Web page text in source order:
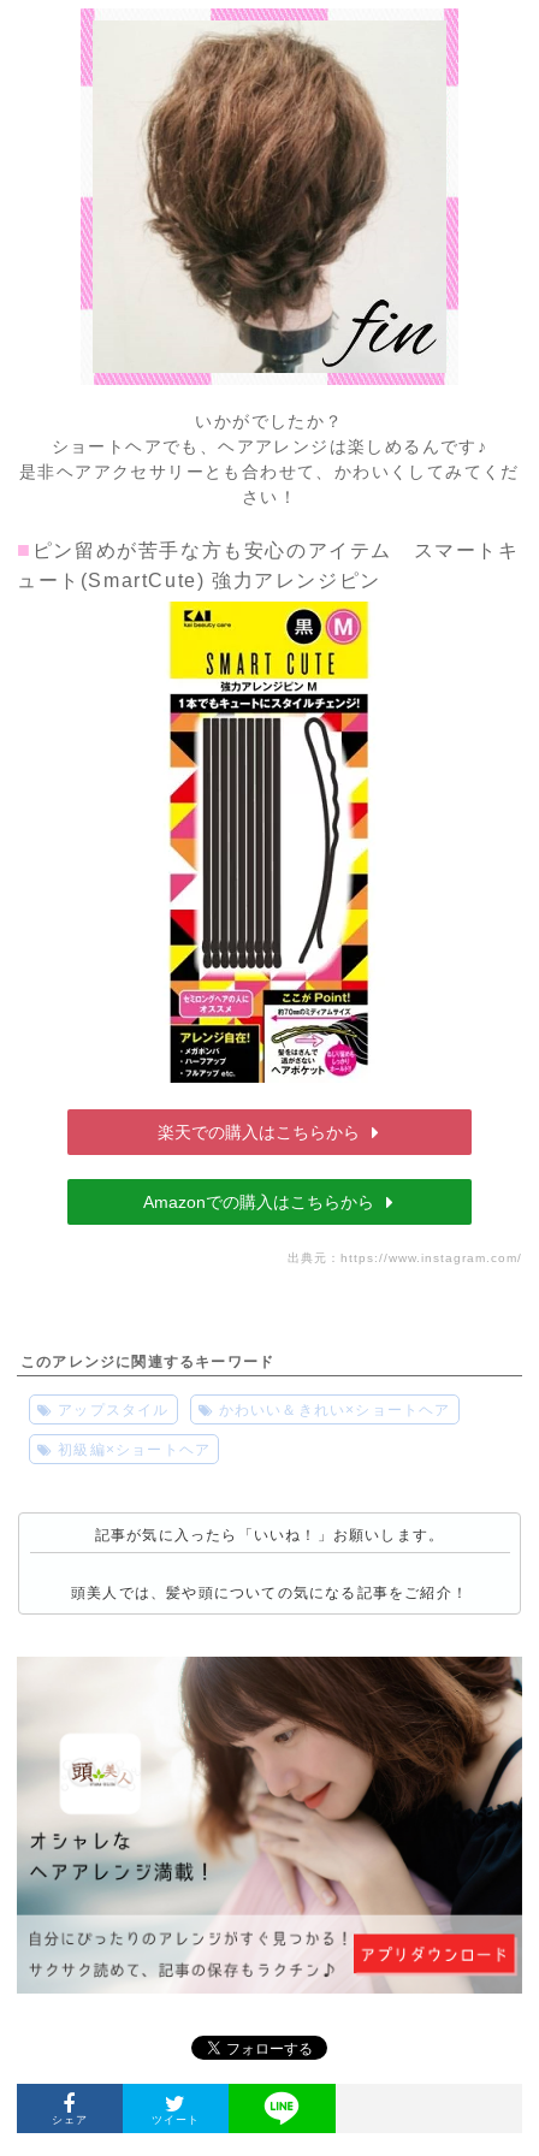
いかがでしたか？
ショートヘアでも、ヘアアレンジは楽しめるんです♪
是非ヘアアクセサリーとも合わせて、かわいくしてみてくだ
さい！
■ ピン留めが苦手な方も安心のアイテム スマートキ
ュート(SmartCute) 強力アレンジピン
楽天での購入はこちらから
Amazonでの購入はこちらから
出典元： https://www.instagram.com/
このアレンジに関連するキーワード
アップスタイル かわいい＆きれい×ショートヘア
初級編×ショートヘア
記事が気に入ったら「いいね！」お願いします。
頭美人では、髪や頭についての気になる記事をご紹介！
シェア ツイート